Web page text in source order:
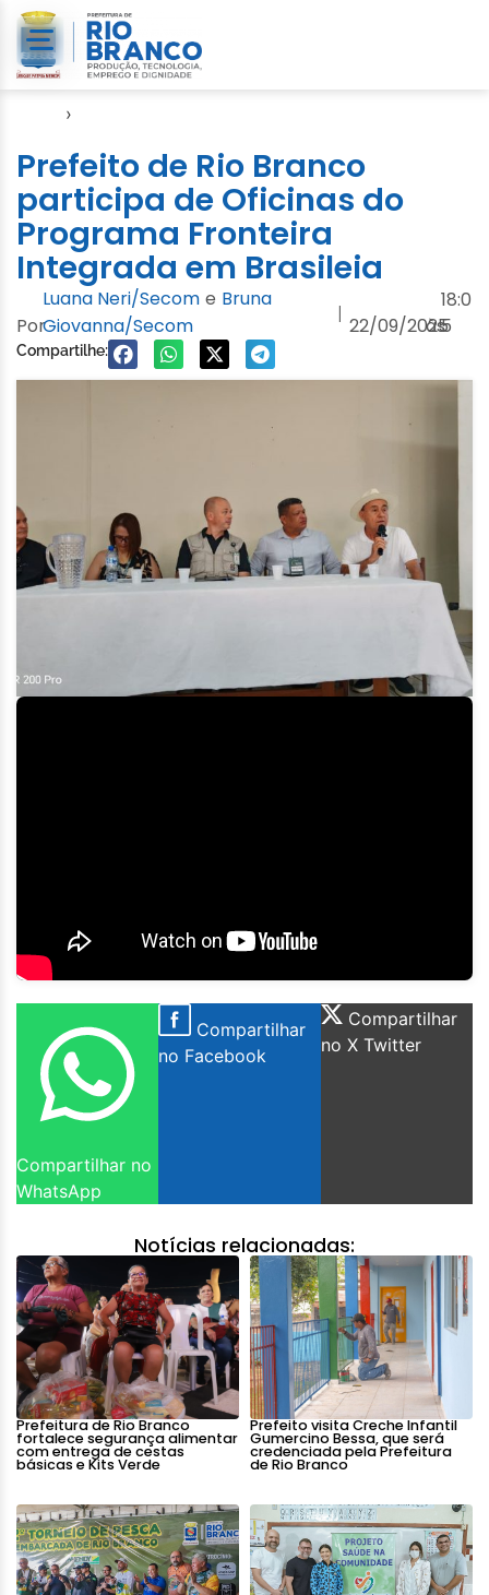
›
Prefeito de Rio Branco
participa de Oficinas do
Programa Fronteira
Integrada em Brasileia
Por
Luana Neri/Secom e Bruna
Giovanna/Secom
|
22/09/2025
às
18:0
5
Compartilhe:
Compartilhar no
WhatsApp
Compartilhar
no Facebook
Compartilhar
no X Twitter
Notícias relacionadas:
Prefeitura de Rio Branco
fortalece segurança alimentar
com entrega de cestas
básicas e Kits Verde
Prefeito visita Creche Infantil
Gumercino Bessa, que será
credenciada pela Prefeitura
de Rio Branco